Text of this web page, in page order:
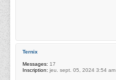
Ternix
Messages: 17
Inscription: jeu. sept. 05, 2024 3:54 am